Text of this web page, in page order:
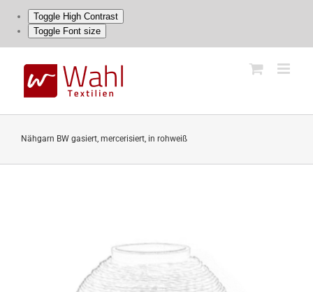
Toggle High Contrast
Toggle Font size
content
Nähgarn BW gasiert, mercerisiert, in rohweiß